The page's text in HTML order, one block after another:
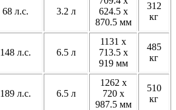
68 л.с. 3.2 л
624.5 x
870.5 мм
312
кг
148 л.с. 6.5 л
1131 x
713.5 x
919 мм
485
кг
189 л.с. 6.5 л
1262 x
720 x
987.5 мм
510
кг